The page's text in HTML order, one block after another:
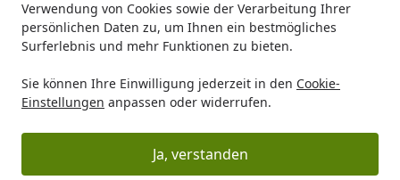
Verwendung von Cookies sowie der Verarbeitung Ihrer
persönlichen Daten zu, um Ihnen ein bestmögliches
Surferlebnis und mehr Funktionen zu bieten.
Sie können Ihre Einwilligung jederzeit in den Cookie-
Einstellungen anpassen oder widerrufen.
Ja, verstanden
Nach was für einem Kinderspielgerät
suchen Sie?
So finden Sie schnell genau die Spielgeräte, die zu den
Interessen Ihrer Kinder passen.